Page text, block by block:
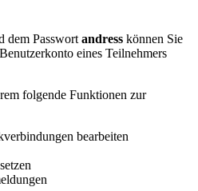
dem Passwortandress können Sie
eines Teilnehmers
folgende Funktionen zur
bearbeiten